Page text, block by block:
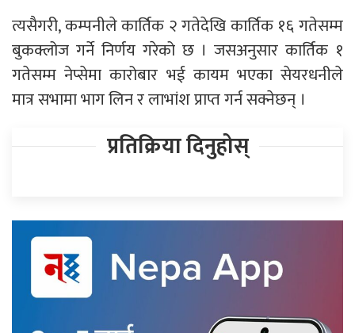
त्यसैगरी, कम्पनीले कार्तिक २ गतेदेखि कार्तिक १६ गतेसम्म
बुकक्लोज गर्ने निर्णय गरेको छ । जसअनुसार कार्तिक १
गतेसम्म नेप्सेमा कारोबार भई कायम भएका सेयरधनीले
मात्र सभामा भाग लिन र लाभांश प्राप्त गर्न सक्नेछन् ।
प्रतिक्रिया दिनुहोस्